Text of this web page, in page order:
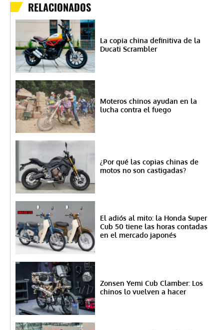
RELACIONADOS
La copia china definitiva de la
Ducati Scrambler
Moteros chinos ayudan en la
lucha contra el fuego
¿Por qué las copias chinas de
motos no son castigadas?
El adiós al mito: la Honda Super
Cub 50 tiene las horas contadas
en el mercado japonés
Zonsen Yemi Cub Clamber: Los
chinos lo vuelven a hacer